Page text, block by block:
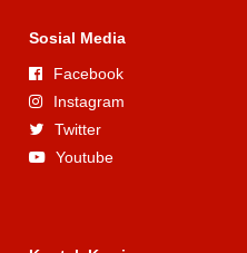
Sosial Media
Facebook
Instagram
Twitter
Youtube